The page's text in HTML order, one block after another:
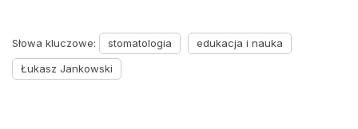
Słowa kluczowe: stomatologia
edukacja i nauka
Łukasz Jankowski